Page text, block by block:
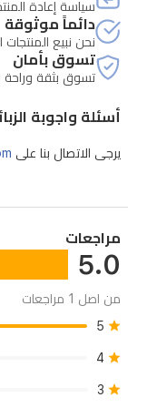
• استخدام
سياسة إعادة
دائماً موثوقة
نحن نبيع المنتجات
تسوق بأمان
تسوق بثقة وراحة
أسئلة واجوبة
يرجى الاتصال بنا على
مراجعات
5.0
من اصل 1 مراجعات
5
4
3